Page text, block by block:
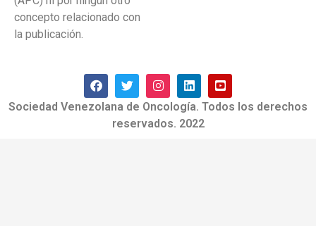
concepto relacionado con
la publicación.
Sociedad Venezolana de Oncología. Todos los derechos
reservados. 2022